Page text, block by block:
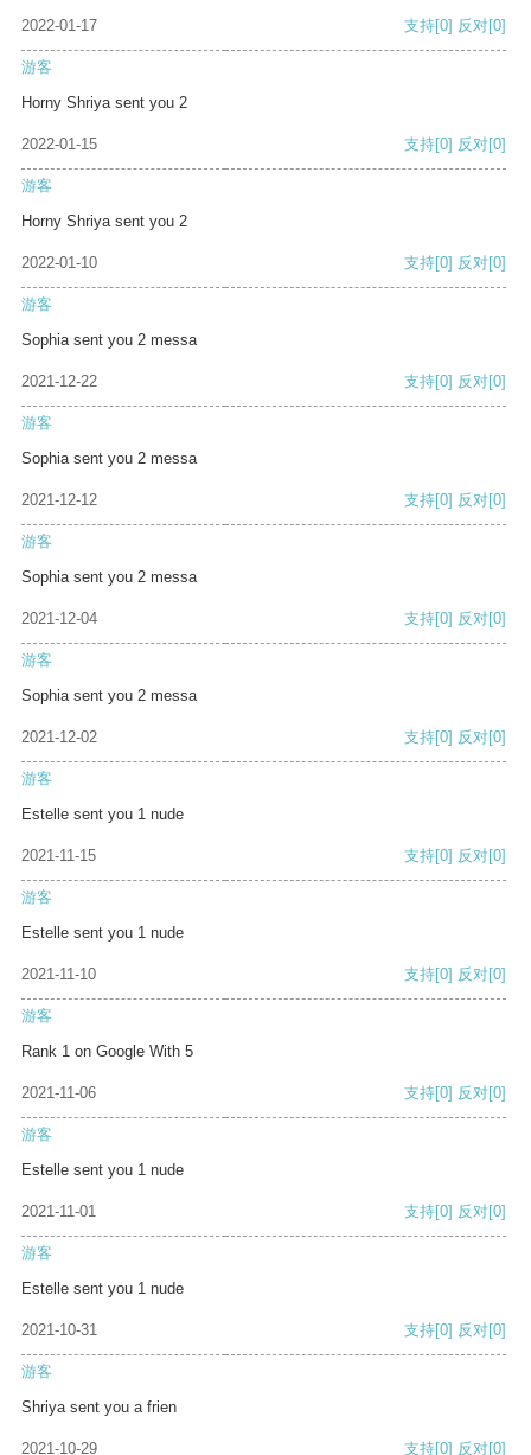
2022-01-17 支持[0] 反对[0]
游客
Horny Shriya sent you 2
2022-01-15 支持[0] 反对[0]
游客
Horny Shriya sent you 2
2022-01-10 支持[0] 反对[0]
游客
Sophia sent you 2 messa
2021-12-22 支持[0] 反对[0]
游客
Sophia sent you 2 messa
2021-12-12 支持[0] 反对[0]
游客
Sophia sent you 2 messa
2021-12-04 支持[0] 反对[0]
游客
Sophia sent you 2 messa
2021-12-02 支持[0] 反对[0]
游客
Estelle sent you 1 nude
2021-11-15 支持[0] 反对[0]
游客
Estelle sent you 1 nude
2021-11-10 支持[0] 反对[0]
游客
Rank 1 on Google With 5
2021-11-06 支持[0] 反对[0]
游客
Estelle sent you 1 nude
2021-11-01 支持[0] 反对[0]
游客
Estelle sent you 1 nude
2021-10-31 支持[0] 反对[0]
游客
Shriya sent you a frien
2021-10-29 支持[0] 反对[0]